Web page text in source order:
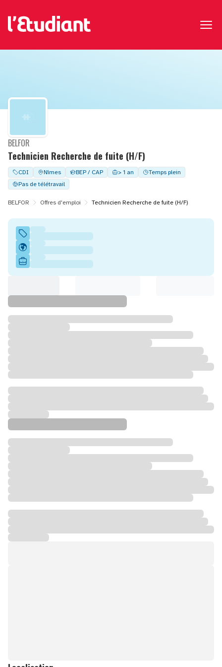
Technicien Recherche de fuite (H/F)
BELFOR
CDI Nîmes BEP / CAP > 1 an
Temps plein
Pas de télétravail
BELFOR Offres d'emploi Technicien Recherche de fuite (H/F)